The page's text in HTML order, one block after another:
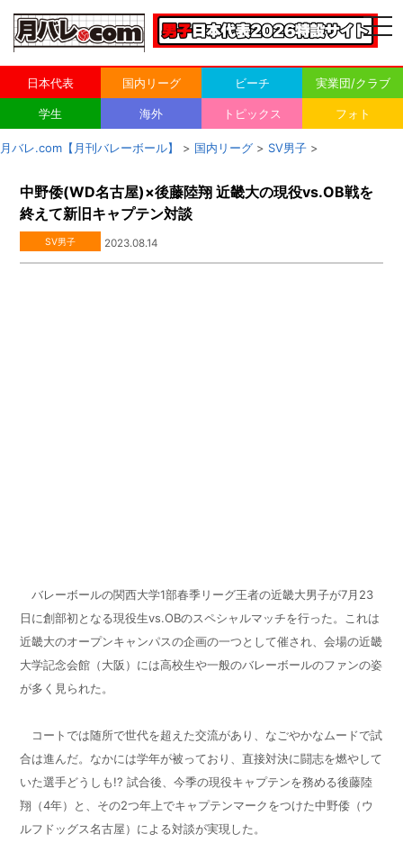
日本代表 国内リーグ ビーチ 実業団/クラブ
学生 海外 トピックス フォト
月バレ.com【月刊バレーボール】 > 国内リーグ > SV男子 >
中野倭(WD名古屋)×後藤陸翔 近畿大の現役vs.OB戦を
終えて新旧キャプテン対談
SV男子 2023.08.14
バレーボールの関西大学1部春季リーグ王者の近畿大男子が7月 23
日に創部初となる現役生vs.OBのスペシャルマッチを行った。これは
近畿大のオープンキャンパスの企画の一つとして催され、会場の近畿
大学記念会館（大阪）には高校生や一般のバレーボールのファンの姿
が多く見られた。
コートでは随所で世代を超えた交流があり、なごやかなムードで試
合は進んだ。なかには学年が被っており、直接対決に闘志を燃やして
いた選手どうしも!?試合後、今季の現役キャプテンを務める後藤陸
翔（4年）と、その2つ年上でキャプテンマークをつけた中野倭（ウ
ルフドッグス名古屋）による対談が実現した。